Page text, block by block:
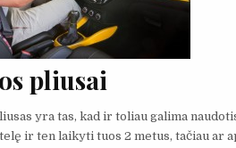
pliusai
yra tas, kad ir toliau galima
ir ten laikyti tuos 2 metus, tačiau ar